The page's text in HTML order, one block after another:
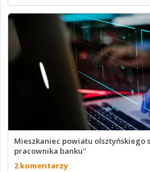
Mieszkaniec powiatu olsztyńskiego
pracownika banku''
2 komentarzy